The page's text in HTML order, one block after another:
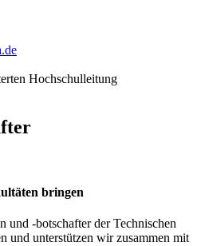
Hochschulleitung
bringen
und -botschafter der Technischen
und unterstützen wir zusammen mit